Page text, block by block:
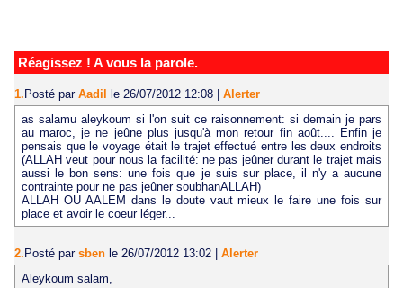
Réagissez ! A vous la parole.
1. Posté par Aadil le 26/07/2012 12:08
Alerter
as salamu aleykoum si l'on suit ce raisonnement: si demain je pars
au maroc, je ne jeûne plus jusqu'à mon retour fin août.... Enfin je
pensais que le voyage était le trajet effectué entre les deux endroits
(ALLAH veut pour nous la facilité: ne pas jeûner durant le trajet mais
aussi le bon sens: une fois que je suis sur place, il n'y a aucune
contrainte pour ne pas jeûner soubhanALLAH)
ALLAH OU AALEM dans le doute vaut mieux le faire une fois sur
place et avoir le coeur léger...
2. Posté par sben le 26/07/2012 13:02
Alerter
Aleykoum salam,